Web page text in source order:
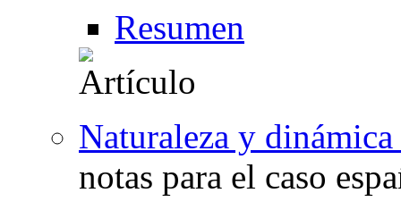
Resumen
Naturaleza y
notas para el caso